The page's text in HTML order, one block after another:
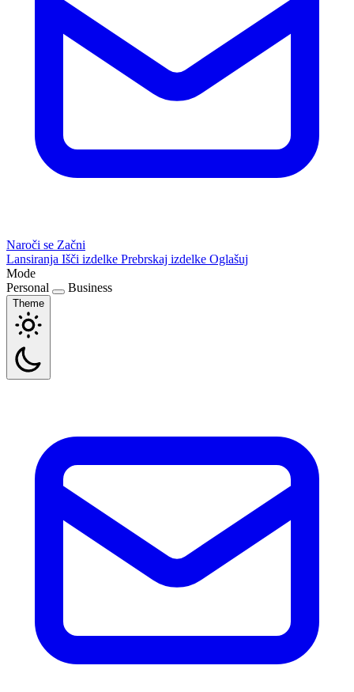
Naroči se Začni
Lansiranja Išči izdelke Prebrskaj izdelke Oglašuj
Mode
Personal
Business
Theme